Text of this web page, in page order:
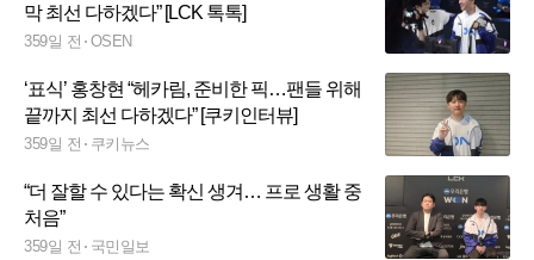
막 최선 다하겠다” [LCK 톡톡]
359일 전 OSEN
‘표식’ 홍창현 “헤카림, 준비한 픽…팬들 위해
끝까지 최선 다하겠다” [쿠키인터뷰]
359일 전 쿠키뉴스
“더 잘할 수 있다는 확신 생겨… 프로 생활 중
처음”
359일 전 국민일보